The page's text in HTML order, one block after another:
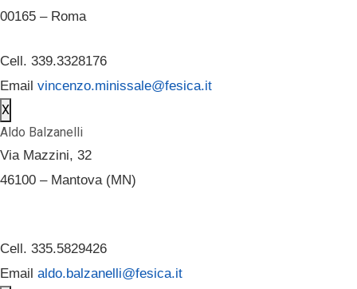
00165 – Roma
Cell. 339.3328176
Email vincenzo.minissale@fesica.it
X
Aldo Balzanelli
Via Mazzini, 32
46100 – Mantova (MN)
Cell. 335.5829426
Email aldo.balzanelli@fesica.it